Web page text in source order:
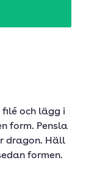
filé och lägg i
form. Pensla
dragon. Häll
formen.